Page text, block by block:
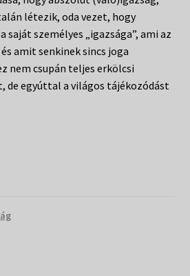
létezik, oda vezet, hogy
saját személyes „igazsága”, ami az
amit senkinek sincs joga
nem csupán teljes erkölcsi
de egyúttal a világos tájékozódást